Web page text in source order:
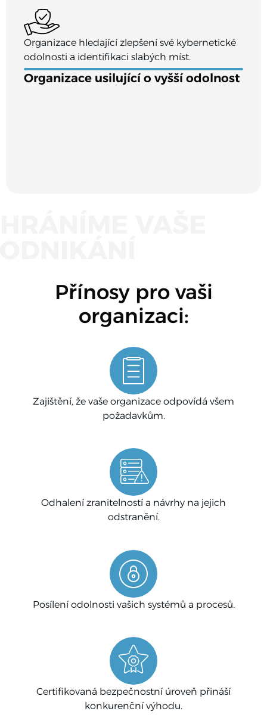
Organizace hledající zlepšení své kybernetické
odolnosti a identifikaci slabých míst.
Organizace usilující o vyšší odolnost
Přínosy pro vaši
organizaci:
Zajištění, že vaše organizace odpovídá všem
požadavkům.
Odhalení zranitelností a návrhy na jejich
odstranění.
Posílení odolnosti vašich systémů a procesů.
Certifikovaná bezpečnostní úroveň přináší
konkurenční výhodu.